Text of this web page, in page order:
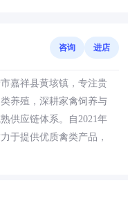
咨询 进店
嘉祥县黄垓镇，专注贵
养殖，深耕家禽饲养与
供应链体系。自2021年
于提供优质禽类产品，